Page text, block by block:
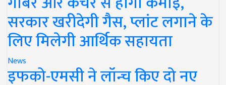
सरकार खरीदेगी गैस, प्लांट लगाने के
लिए मिलेगी आर्थिक सहायता
News
इफको-एमसी ने लॉन्च किए दो नए